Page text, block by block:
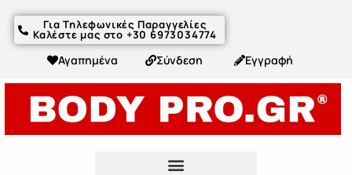
Για Τηλεφωνικές Παραγγελίες
Καλέστε μας στο +30 6973034774
Αγαπημένα Σύνδεση Εγγραφή